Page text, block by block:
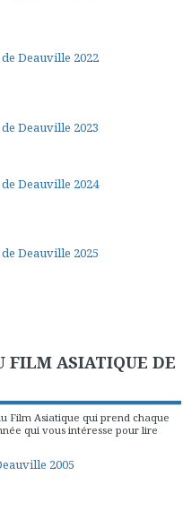
Deauville 2022
Deauville 2023
Deauville 2024
Deauville 2025
FILM ASIATIQUE DE
Film Asiatique qui prend chaque
qui vous intéresse pour lire
2005